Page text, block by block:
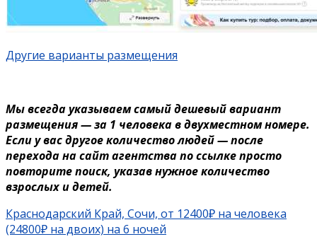
Другие варианты размещения
Мы всегда указываем самый дешевый вариант
размещения — за 1 человека в двухместном номере.
Если у вас другое количество людей — после
перехода на сайт агентства по ссылке просто
повторите поиск, указав нужное количество
взрослых и детей.
Краснодарский Край, Сочи, от 12400₽ на человека
(24800₽ на двоих) на 6 ночей